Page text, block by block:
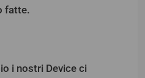
fatte.
i nostri Device ci